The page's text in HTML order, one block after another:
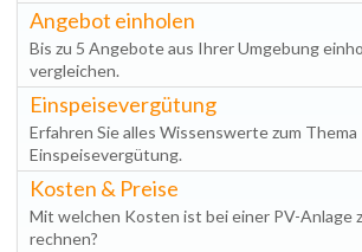
Angebot einholen
Bis zu 5 Angebote aus Ihrer Umgebung
vergleichen.
Einspeisevergütung
Erfahren Sie alles Wissenswerte zum Thema
Einspeisevergütung.
Kosten & Preise
Mit welchen Kosten ist bei einer PV-Anlage
rechnen?